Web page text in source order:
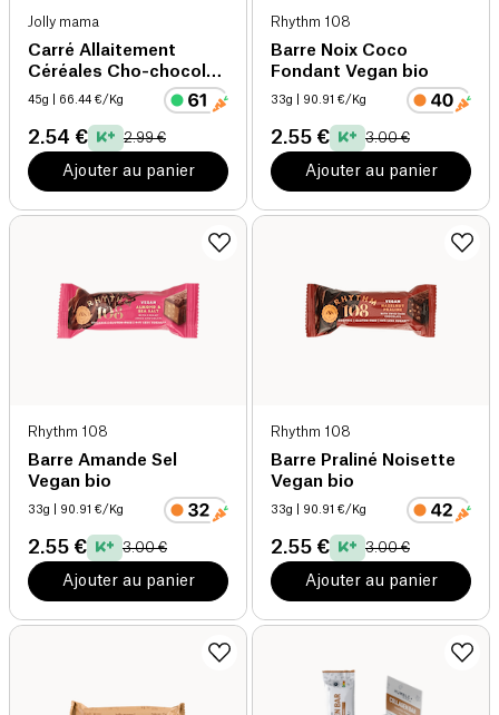
Jolly mama
Carré Allaitement
Céréales Cho-chocolat
bio
45g | 66.44 €/Kg
2.54 € 2.99 €
Ajouter au panier
Rhythm 108
Barre Noix Coco
Fondant Vegan bio
33g | 90.91 €/Kg
2.55 € 3.00 €
Ajouter au panier
Rhythm 108
Barre Amande Sel
Vegan bio
33g | 90.91 €/Kg
2.55 € 3.00 €
Ajouter au panier
Rhythm 108
Barre Praliné Noisette
Vegan bio
33g | 90.91 €/Kg
2.55 € 3.00 €
Ajouter au panier